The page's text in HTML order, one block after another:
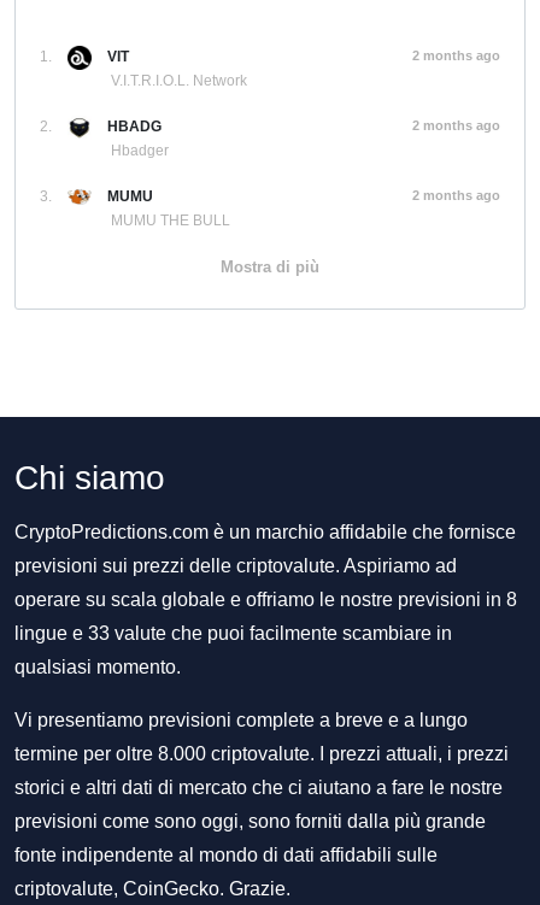
1.
VIT
V.I.T.R.I.O.L. Network
2 months ago
2.
HBADG
Hbadger
2 months ago
3.
MUMU
MUMU THE BULL
2 months ago
Mostra di più
Chi siamo
CryptoPredictions.com è un marchio affidabile che fornisce
previsioni sui prezzi delle criptovalute. Aspiriamo ad
operare su scala globale e offriamo le nostre previsioni in 8
lingue e 33 valute che puoi facilmente scambiare in
qualsiasi momento.
Vi presentiamo previsioni complete a breve e a lungo
termine per oltre 8.000 criptovalute. I prezzi attuali, i prezzi
storici e altri dati di mercato che ci aiutano a fare le nostre
previsioni come sono oggi, sono forniti dalla più grande
fonte indipendente al mondo di dati affidabili sulle
criptovalute, CoinGecko. Grazie.